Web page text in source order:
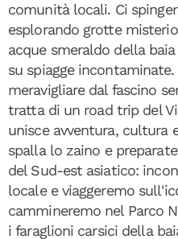
comunità locali. Ci
esplorando grotte
acque smeraldo della
su spiagge
meravigliare dal fascino
tratta di un road trip del
unisce avventura, cultura
spalla lo zaino e
del Sud-est asiatico:
locale e viaggeremo
cammineremo nel Parco
i faraglioni carsici della